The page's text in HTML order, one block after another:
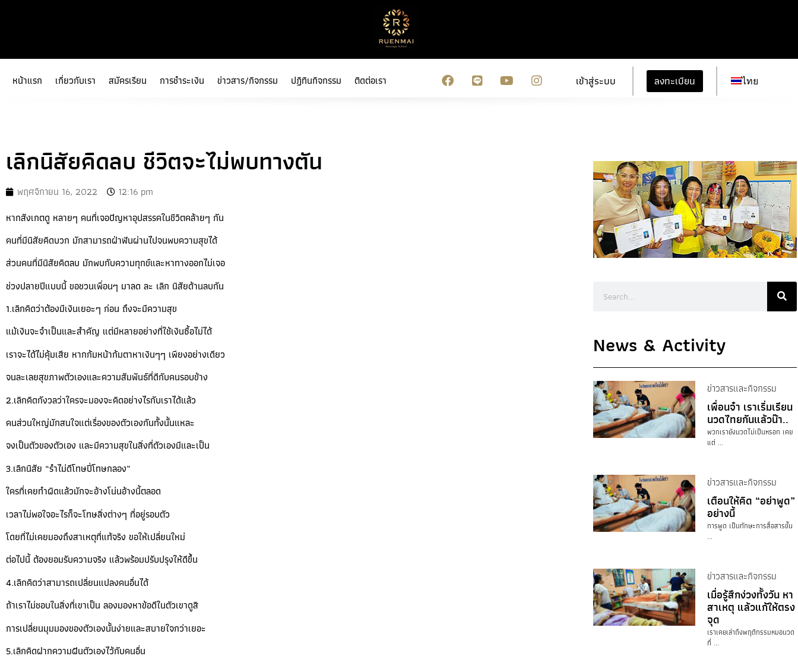
หน้าแรก เกี่ยวกับเรา สมัครเรียน การชำระเงิน ข่าวสาร/กิจกรรม ปฏิทินกิจกรรม ติดต่อเรา เข้าสู่ระบบ ลงทะเบียน ไทย
เลิกนิสัยคิดลบ ชีวิตจะไม่พบทางตัน
พฤศจิกายน 16, 2022
12:16 pm
หากสังเกตดู หลายๆ คนที่เจอปัญหาอุปสรรคในชีวิตคล้ายๆ กัน
คนที่มีนิสัยคิดบวก มักสามารถฝ่าฟันผ่านไปจนพบความสุขได้
ส่วนคนที่มีนิสัยคิดลบ มักพบกับความทุกข์และหาทางออกไม่เจอ
ช่วงปลายปีแบบนี้ ขอชวนเพื่อนๆ มาลด ละ เลิก นิสัยด้านลบกัน
1.เลิกคิดว่าต้องมีเงินเยอะๆ ก่อน ถึงจะมีความสุข
แม้เงินจะจำเป็นและสำคัญ แต่มีหลายอย่างที่ใช้เงินซื้อไม่ได้
เราจะได้ไม่คุ้มเสีย หากก้มหน้าก้มตาหาเงินๆๆ เพียงอย่างเดียว
จนละเลยสุขภาพตัวเองและความสัมพันธ์ที่ดีกับคนรอบข้าง
2.เลิกคิดกังวลว่าใครจะมองจะคิดอย่างไรกับเราได้แล้ว
คนส่วนใหญ่มักสนใจแต่เรื่องของตัวเองกันทั้งนั้นแหละ
จงเป็นตัวของตัวเอง และมีความสุขในสิ่งที่ตัวเองมีและเป็น
3.เลิกนิสัย “รำไม่ดีโทษปี่โทษกลอง”
ใครที่เคยทำผิดแล้วมักจะอ้างโน่นอ้างนี้ตลอด
เวลาไม่พอใจอะไรก็จะโทษสิ่งต่างๆ ที่อยู่รอบตัว
โดยที่ไม่เคยมองถึงสาเหตุที่แท้จริง ขอให้เปลี่ยนใหม่
ต่อไปนี้ ต้องยอมรับความจริง แล้วพร้อมปรับปรุงให้ดีขึ้น
4.เลิกคิดว่าสามารถเปลี่ยนแปลงคนอื่นได้
ถ้าเราไม่ชอบในสิ่งที่เขาเป็น ลองมองหาข้อดีในตัวเขาดูสิ
การเปลี่ยนมุมมองของตัวเองนั้นง่ายและสบายใจกว่าเยอะ
5.เลิกคิดฝากความฝันตัวเองไว้กับคนอื่น
News & Activity
ข่าวสารและกิจกรรม
เพื่อนจ๋า เราเริ่มเรียน
นวดไทยกันแล้วน๊า..
พวกเรายังนวดไม่เป็นหรอก เคย
แต่ ...
ข่าวสารและกิจกรรม
เตือนให้คิด “อย่าพูด”
อย่างนี้
การพูด เป็นทักษะการสื่อสารขั้น
...
ข่าวสารและกิจกรรม
เมื่อรู้สึกง่วงทั้งวัน หา
สาเหตุ แล้วแก้ให้ตรง
จุด
เราเคยเล่าถึงพฤติกรรมหมอนวด
ที่ ...